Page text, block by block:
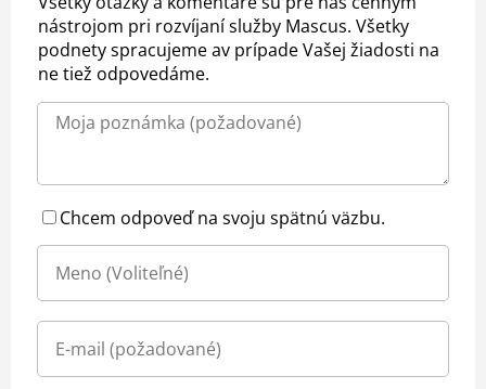
nástrojom pri rozvíjaní služby Mascus. Všetky
podnety spracujeme av prípade Vašej žiadosti na
ne tiež odpovedáme.
Chcem odpoveď na svoju spätnú väzbu.